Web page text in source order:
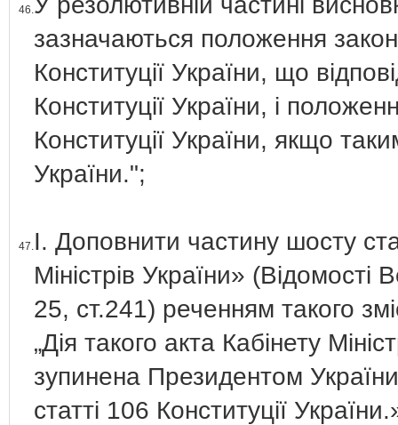
46.
зазначаються положення
Конституції України, що
Конституції України, і
Конституції України, якщо
України.";
47.І. Доповнити частину шосту
Міністрів України»
25, ст.241) реченням такого
„Дія такого акта Кабінету
зупинена Президентом
статті 106 Конституції